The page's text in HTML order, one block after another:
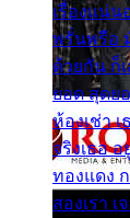
เรื่องแน่
พรั่นพรือ
ด้วยกัน ก็
ยอด สุดย
ห้องเช่า
จริงเธอ
ทองแดง
สองเรา